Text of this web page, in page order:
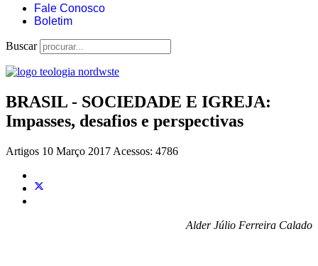
Fale Conosco
Boletim
Buscar
BRASIL - SOCIEDADE E IGREJA:
Impasses, desafios e perspectivas
Artigos 10 Março 2017 Acessos: 4786
Alder Júlio Ferreira Calado